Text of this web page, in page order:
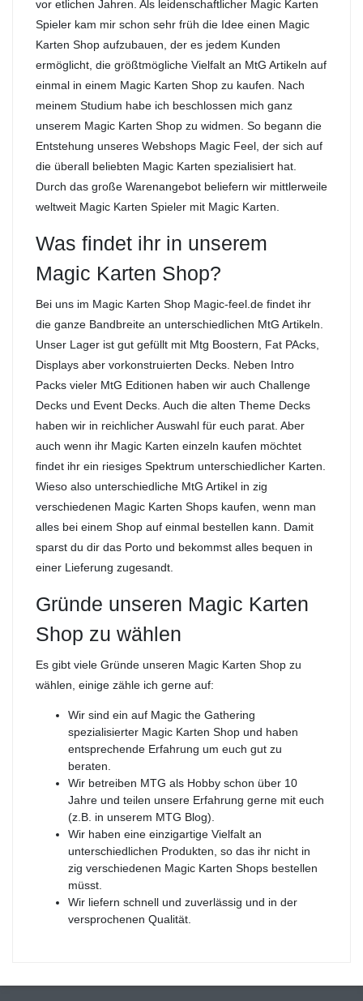
vor etlichen Jahren. Als leidenschaftlicher Magic Karten
Spieler kam mir schon sehr früh die Idee einen Magic
Karten Shop aufzubauen, der es jedem Kunden
ermöglicht, die größtmögliche Vielfalt an MtG Artikeln auf
einmal in einem Magic Karten Shop zu kaufen. Nach
meinem Studium habe ich beschlossen mich ganz
unserem Magic Karten Shop zu widmen. So begann die
Entstehung unseres Webshops Magic Feel, der sich auf
die überall beliebten Magic Karten spezialisiert hat.
Durch das große Warenangebot beliefern wir mittlerweile
weltweit Magic Karten Spieler mit Magic Karten.
Was findet ihr in unserem
Magic Karten Shop?
Bei uns im Magic Karten Shop Magic-feel.de findet ihr
die ganze Bandbreite an unterschiedlichen MtG Artikeln.
Unser Lager ist gut gefüllt mit Mtg Boostern, Fat PAcks,
Displays aber vorkonstruierten Decks. Neben Intro
Packs vieler MtG Editionen haben wir auch Challenge
Decks und Event Decks. Auch die alten Theme Decks
haben wir in reichlicher Auswahl für euch parat. Aber
auch wenn ihr Magic Karten einzeln kaufen möchtet
findet ihr ein riesiges Spektrum unterschiedlicher Karten.
Wieso also unterschiedliche MtG Artikel in zig
verschiedenen Magic Karten Shops kaufen, wenn man
alles bei einem Shop auf einmal bestellen kann. Damit
sparst du dir das Porto und bekommst alles bequen in
einer Lieferung zugesandt.
Gründe unseren Magic Karten
Shop zu wählen
Es gibt viele Gründe unseren Magic Karten Shop zu
wählen, einige zähle ich gerne auf:
Wir sind ein auf Magic the Gathering
spezialisierter Magic Karten Shop und haben
entsprechende Erfahrung um euch gut zu
beraten.
Wir betreiben MTG als Hobby schon über 10
Jahre und teilen unsere Erfahrung gerne mit euch
(z.B. in unserem MTG Blog).
Wir haben eine einzigartige Vielfalt an
unterschiedlichen Produkten, so das ihr nicht in
zig verschiedenen Magic Karten Shops bestellen
müsst.
Wir liefern schnell und zuverlässig und in der
versprochenen Qualität.